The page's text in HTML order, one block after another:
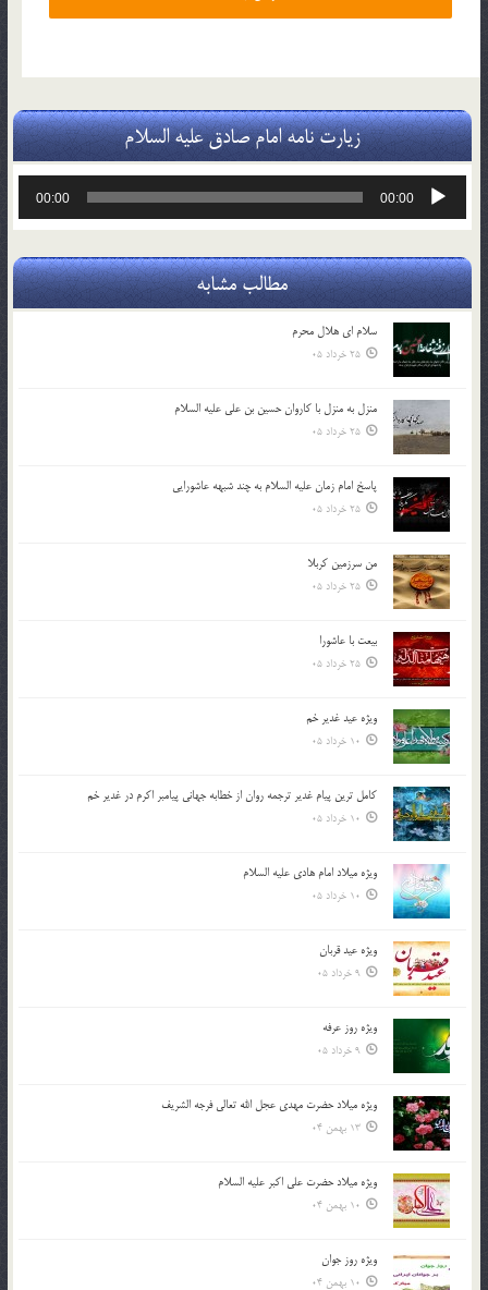
زیارت نامه امام صادق علیه السلام
پخش‌کننده
00:00
00:00
مطالب مشابه
سلام ای هلال محرم
25 خرداد 05
منزل به منزل با کاروان حسین بن علی علیه السلام
25 خرداد 05
پاسخ امام زمان علیه السلام به چند شبهه عاشورایی
25 خرداد 05
من سرزمین کربلا
25 خرداد 05
بیعت با عاشورا
25 خرداد 05
ویژه عید غدیر خم
10 خرداد 05
کامل ترین پیام غدیر ترجمه روان از خطابه جهانی پیامبر اکرم در غدیر خم
10 خرداد 05
ویژه میلاد امام هادی علیه السلام
10 خرداد 05
ویژه عید قربان
9 خرداد 05
ویژه روز عرفه
9 خرداد 05
ویژه میلاد حضرت مهدی عجل الله تعالی فرجه الشريف
13 بهمن 04
ویژه میلاد حضرت علی اکبر علیه السلام
10 بهمن 04
ویژه روز جوان
10 بهمن 04